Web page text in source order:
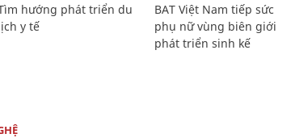
hướng phát triển du
y tế
BAT Việt Nam tiếp sức
phụ nữ vùng biên giới
phát triển sinh kế